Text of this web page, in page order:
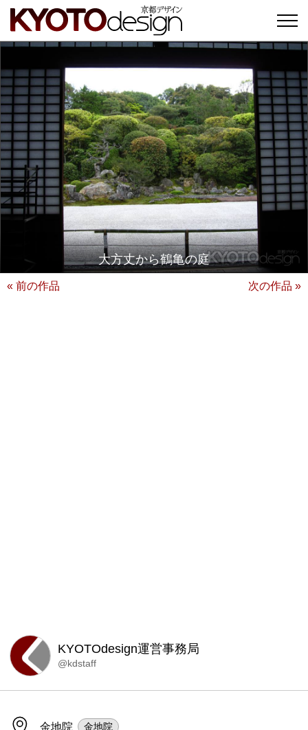
大方丈から鶴亀の庭
« 前の作品 次の作品 »
KYOTOdesign運営事務局
@kdstaff
金地院 金地院